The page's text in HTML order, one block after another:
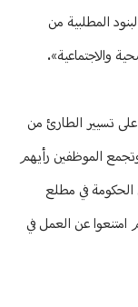
المطلبية من
والاجتماعية».
على تسيير الطارئ من
الموظفين رأيهم
الحكومة في مطلع
امتنعوا عن العمل في